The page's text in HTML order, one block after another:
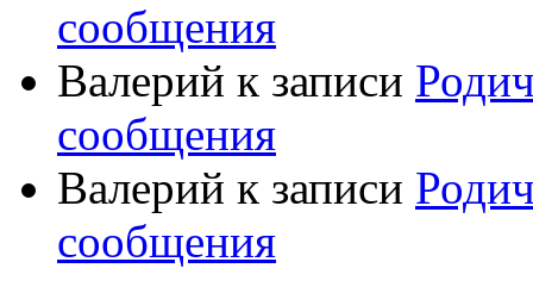
сообщения
Валерий к записи
сообщения
Валерий к записи
сообщения